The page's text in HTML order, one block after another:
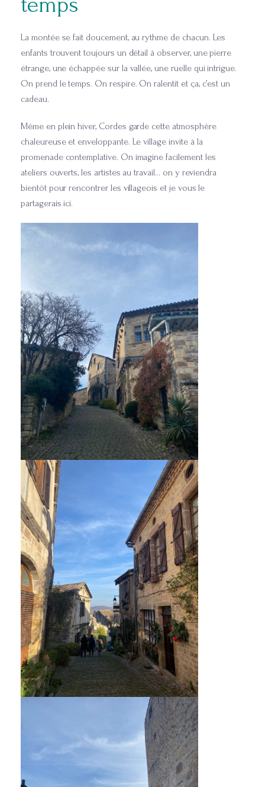
La montée se fait doucement, au rythme de chacun. Les
enfants trouvent toujours un détail à observer, une pierre
étrange, une échappée sur la vallée, une ruelle qui intrigue.
On prend le temps. On respire. On ralentit et ça, c’est un
cadeau.
Même en plein hiver, Cordes garde cette atmosphère
chaleureuse et enveloppante. Le village invite à la
promenade contemplative. On imagine facilement les
ateliers ouverts, les artistes au travail… on y reviendra
bientôt pour rencontrer les villageois et je vous le
partagerais ici.